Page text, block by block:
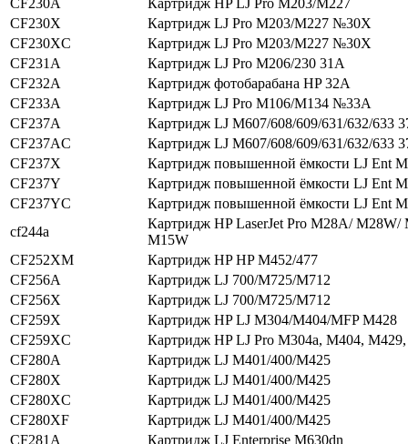
CF230A
Картридж HP LJ Pro M203/M227
CF230X
Картридж LJ Pro M203/M227 №30X
CF230XC
Картридж LJ Pro M203/M227 №30X
CF231A
Картридж LJ Pro M206/230 31A
CF232A
Картридж фотобарабана HP 32A
CF233A
Картридж LJ Pro M106/M134 №33A
CF237A
Картридж LJ M607/608/609/631/632/633
CF237AC
Картридж LJ M607/608/609/631/632/633
CF237X
Картридж повышенной ёмкости LJ Ent
CF237Y
Картридж повышенной ёмкости LJ Ent
CF237YC
Картридж повышенной ёмкости LJ Ent
cf244a
Картридж HP LaserJet Pro M28A/ M28W/
M15W
CF252XM
Картридж HP HP M452/477
CF256A
Картридж LJ 700/M725/M712
CF256X
Картридж LJ 700/M725/M712
CF259X
Картридж HP LJ M304/M404/MFP M428
CF259XC
Картридж HP LJ Pro M304a, M404,
CF280A
Картридж LJ M401/400/M425
CF280X
Картридж LJ M401/400/M425
CF280XC
Картридж LJ M401/400/M425
CF280XF
Картридж LJ M401/400/M425
CF281A
Картридж LJ Enterprise M630dn